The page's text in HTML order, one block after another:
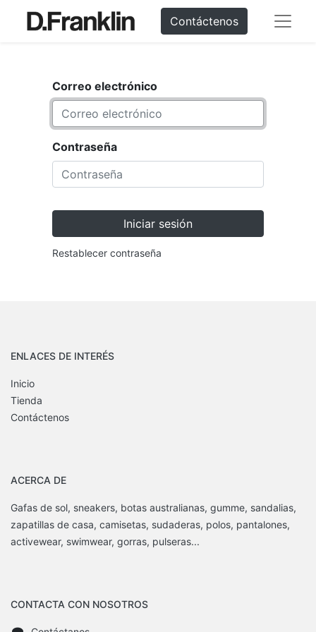
Contáctenos
Correo electrónico
Contraseña
Iniciar sesión
Restablecer contraseña
ENLACES DE INTERÉS
Inicio
Tienda
Contáctenos
ACERCA DE
Gafas de sol, sneakers, botas australianas, gumme, sandalias,
zapatillas de casa, camisetas, sudaderas, polos, pantalones,
activewear, swimwear, gorras, pulseras...
CONTACTA CON NOSOTROS